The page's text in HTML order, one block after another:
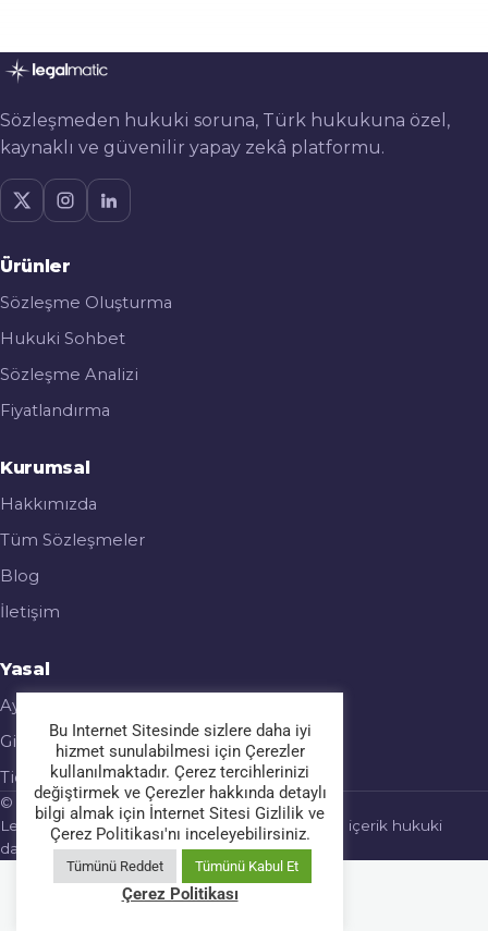
Sözleşmeden hukuki soruna, Türk hukukuna özel,
kaynaklı ve güvenilir yapay zekâ platformu.
Ürünler
Sözleşme Oluşturma
Hukuki Sohbet
Sözleşme Analizi
Fiyatlandırma
Kurumsal
Hakkımızda
Tüm Sözleşmeler
Blog
İletişim
Yasal
Aydınlatma Metni
Gizlilik & Çerez Politikası
Ticari Elektronik İleti
© 2026 Legalmatic. Tüm hakları saklıdır.
Legalmatic bir hukuk bürosu değildir; sağlanan içerik hukuki
danışmanlık yerine geçmez.
Bu Internet Sitesinde sizlere daha iyi
hizmet sunulabilmesi için Çerezler
kullanılmaktadır. Çerez tercihlerinizi
değiştirmek ve Çerezler hakkında detaylı
bilgi almak için İnternet Sitesi Gizlilik ve
Çerez Politikası'nı inceleyebilirsiniz.
Tümünü Reddet Tümünü Kabul Et
Çerez Politikası